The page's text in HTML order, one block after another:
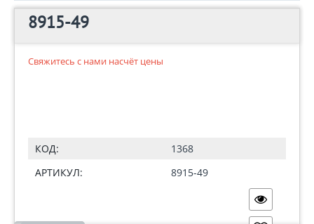
8915-49
Свяжитесь с нами насчёт цены
КОД:
1368
АРТИКУЛ:
8915-49